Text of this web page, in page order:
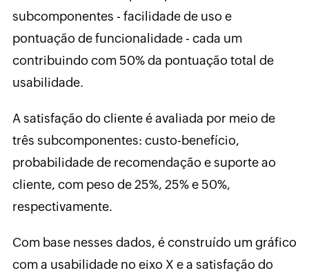
subcomponentes - facilidade de uso e
pontuação de funcionalidade - cada um
contribuindo com 50% da pontuação total de
usabilidade.
A satisfação do cliente é avaliada por meio de
três subcomponentes: custo-benefício,
probabilidade de recomendação e suporte ao
cliente, com peso de 25%, 25% e 50%,
respectivamente.
Com base nesses dados, é construído um gráfico
com a usabilidade no eixo X e a satisfação do